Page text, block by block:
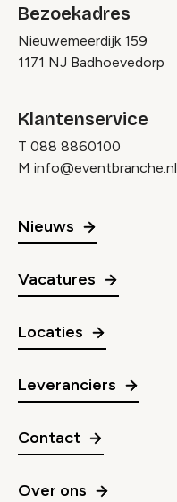
Bezoekadres
Nieuwemeerdijk 159
1171 NJ Badhoevedorp
Klantenservice
T 088 8860100
M info@eventbranche.nl
Nieuws
Vacatures
Locaties
Leveranciers
Contact
Over ons